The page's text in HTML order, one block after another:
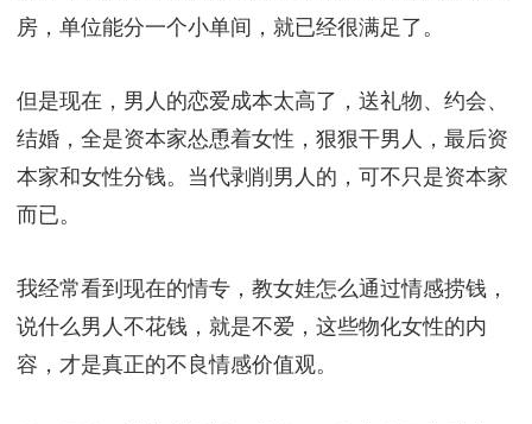
房，单位能分一个小单间，就已经很满足了。
但是现在，男人的恋爱成本太高了，送礼物、约会、
结婚，全是资本家怂恿着女性，狠狠干男人，最后资
本家和女性分钱。当代剥削男人的，可不只是资本家
而已。
我经常看到现在的情专，教女娃怎么通过情感捞钱，
说什么男人不花钱，就是不爱，这些物化女性的内
容，才是真正的不良情感价值观。